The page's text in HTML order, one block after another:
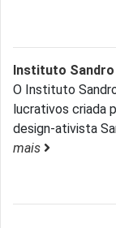
Instituto Sandro
O Instituto
lucrativos criada
design-ativista
mais